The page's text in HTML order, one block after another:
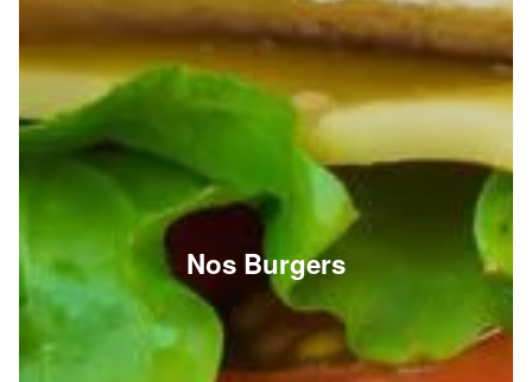
Nos Burgers